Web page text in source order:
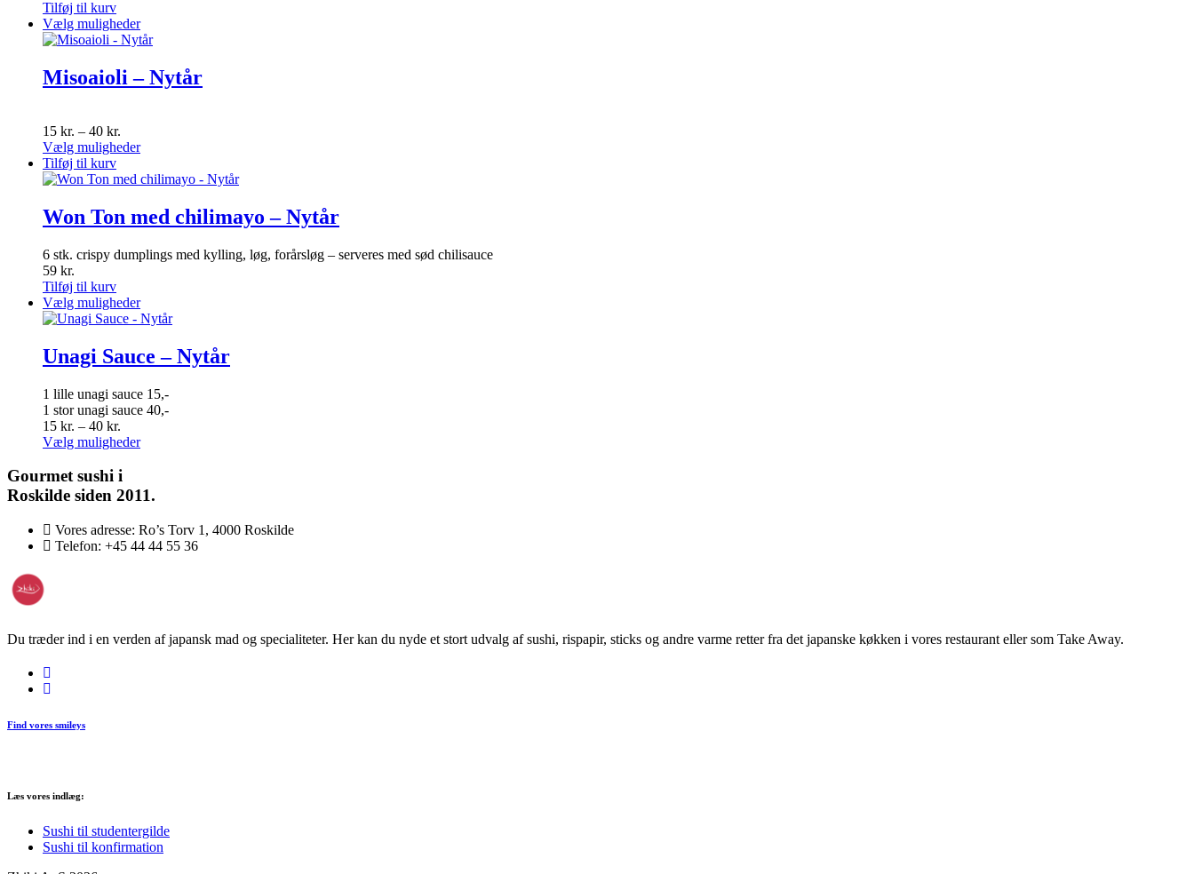
Tilføj til kurv
Vælg mulighederDette
vare
flere
varianter.
på
Misoaioli – Nytår
15 kr. – 40 kr.
15 kr.
40 kr.
Vælg mulighederDette
har
varianter.
Mulighederne
vælges
Tilføj til kurv
Won Ton med chilimayo – Nytår
6 stk. crispy dumplings med kylling, løg, forårsløg – serveres med sød chilisauce
59 kr.
Tilføj til kurv
Vælg mulighederDette
vare
varianter.
kan
vælges
varesiden
Unagi Sauce – Nytår
1 lille unagi sauce 15,-
1 stor unagi sauce 40,-
15 kr. – 40 kr.
15 kr.
40 kr.
Vælg mulighederDette
flere
varianter.
kan
vælges
Gourmetsushi i
Roskilde siden 2011.
Vores adresse: Ro’s Torv 1, 4000 Roskilde
Telefon: +45 44 44 55 36
Du træder ind i en verden af japansk mad og specialiteter. Her kan du nyde et stort udvalg af sushi, rispapir, sticks og andre varme retter fra det japanske køkken i vores restaurant eller som Take Away.
Find vores smileys
Læs vores indlæg:
Sushi til studentergilde
Sushi til konfirmation